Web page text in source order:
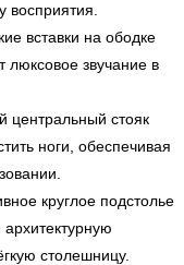
восприятия.
вставки на ободке
звучание в
центральный стояк
ноги, обеспечивая
круглое подстолье
архитектурную
столешницу.